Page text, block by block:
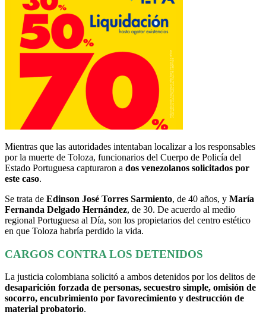
Mientras que las autoridades intentaban localizar a los responsables
por la muerte de Toloza, funcionarios del Cuerpo de Policía del
Estado Portuguesa capturaron a dos venezolanos solicitados por
este caso.
Se trata de Edinson José Torres Sarmiento, de 40 años, y María
Fernanda Delgado Hernández, de 30. De acuerdo al medio
regional Portuguesa al Día, son los propietarios del centro estético
en que Toloza habría perdido la vida.
CARGOS CONTRA LOS DETENIDOS
La justicia colombiana solicitó a ambos detenidos por los delitos de
desaparición forzada de personas, secuestro simple, omisión de
socorro, encubrimiento por favorecimiento y destrucción de
material probatorio.